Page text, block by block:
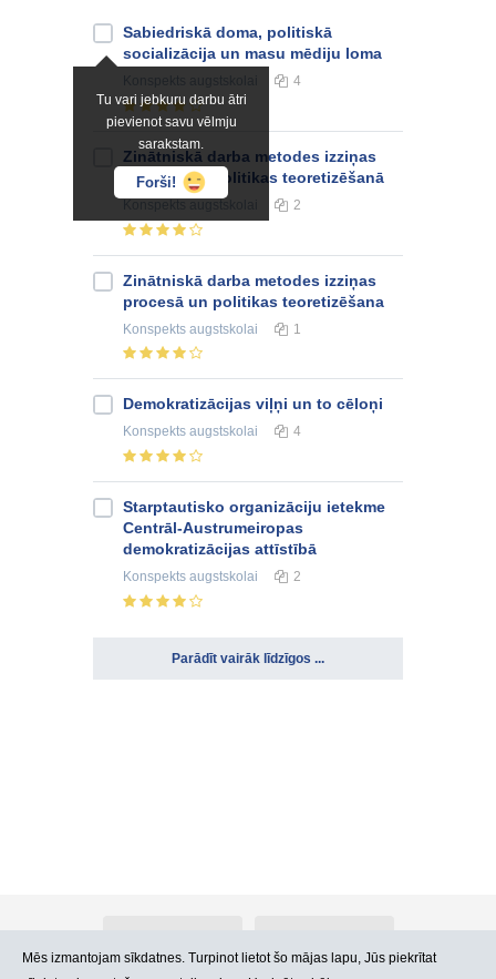
Tu vari jebkuru darbu ātri
pievienot savu vēlmju
sarakstam.
Forši!
Sabiedriskā doma, politiskā
socializācija un masu mēdiju loma
4
Zinātniskā darba metodes izziņas
procesā un politikas teoretizēšanā
2
Zinātniskā darba metodes izziņas
procesā un politikas teoretizēšana
Konspekts augstskolai 1
Demokratizācijas viļņi un to cēloņi
Konspekts augstskolai 4
Starptautisko organizāciju ietekme
Centrāl-Austrumeiropas
demokratizācijas attīstībā
Konspekts augstskolai 2
Parādīt vairāk līdzīgos ...
Mēs izmantojam sīkdatnes. Turpinot lietot šo mājas lapu, Jūs piekrītat